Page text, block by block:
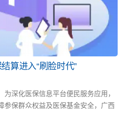
算进入“刷脸时代”
深化医保信息平台便民服务应用，
参保群众权益及医保基金安全，广西